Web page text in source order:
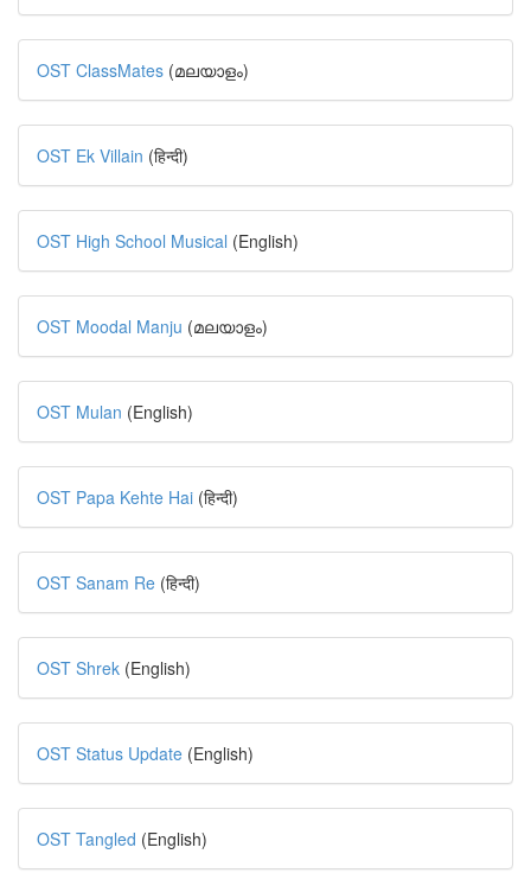
OST ClassMates (മലയാളം)
OST Ek Villain (हिन्दी)
OST High School Musical (English)
OST Moodal Manju (മലയാളം)
OST Mulan (English)
OST Papa Kehte Hai (हिन्दी)
OST Sanam Re (हिन्दी)
OST Shrek (English)
OST Status Update (English)
OST Tangled (English)